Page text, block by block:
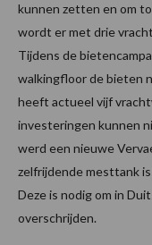
kunnen zetten en om
wordt er met drie
Tijdens de
walkingfloor de bieten
heeft actueel vijf
investeringen kunnen
werd een nieuwe
zelfrijdende mesttank
Deze is nodig om in
overschrijden.